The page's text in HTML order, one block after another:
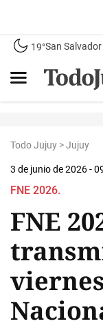
19°San
Todo Jujuy >Jujuy
3 de junio de 2026 -
FNE 2026.
FNE